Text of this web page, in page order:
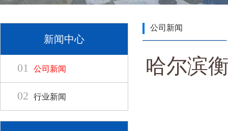
新闻中心
01 公司新闻
02 行业新闻
公司新闻
哈尔滨